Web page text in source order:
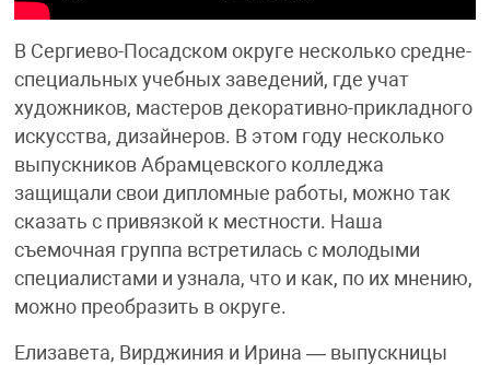
В Сергиево-Посадском округе несколько средне-
специальных учебных заведений, где учат
художников, мастеров декоративно-прикладного
искусства, дизайнеров. В этом году несколько
выпускников Абрамцевского колледжа
защищали свои дипломные работы, можно так
сказать с привязкой к местности. Наша
съемочная группа встретилась с молодыми
специалистами и узнала, что и как, по их мнению,
можно преобразить в округе.
Елизавета, Вирджиния и Ирина — выпускницы